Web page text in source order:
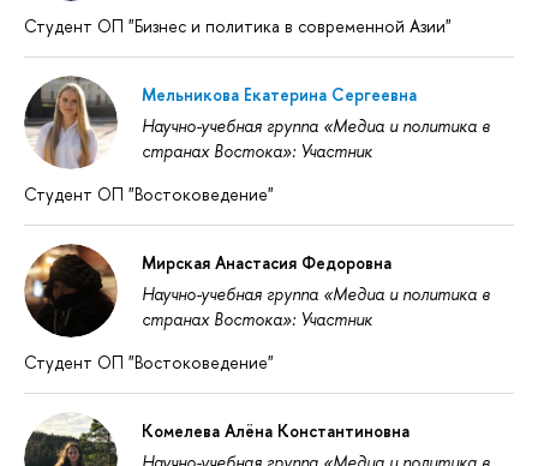
Студент ОП "Бизнес и политика в современной Азии"
Мельникова Екатерина Сергеевна
Научно-учебная группа «Медиа и политика в
странах Востока»: Участник
Студент ОП "Востоковедение"
Мирская Анастасия Федоровна
Научно-учебная группа «Медиа и политика в
странах Востока»: Участник
Студент ОП "Востоковедение"
Комелева Алёна Константиновна